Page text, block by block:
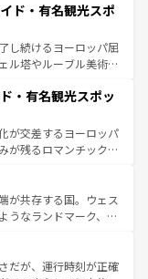
ない旅をしてみよう！
フラメンコ、熱気あふ
生活の一部となってい
囲気や、バルセロナの
古代ローマ遺跡や中世
なるスペインはその個
ド・有名観光スポ
し続けるヨーロッパ屈
ル塔やルーブル美術館
麗な宮殿、歴史的な大
自然が、訪れる者を心
食の国としても知ら
化遺産にも登録されて
しみ方が可能だ。さ
れており、どの街角に
。パリ以外の個性あふ
・有名観光スポッ
が交差するヨーロッパ
が残るロマンチック街
きることがない。ベ
のアルプスの絶景、そ
た風景は必見。ビール
お、新着の
してほしい。
が共存する国。ウェス
うなランドマーク、歴
、優雅なアフタヌーン
英国パブ、サッカー観
だが、運行時刻が正確